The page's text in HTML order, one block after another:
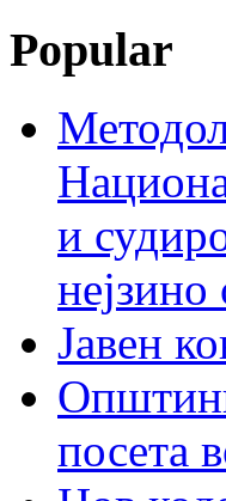
Popular
и
Јавен
посета